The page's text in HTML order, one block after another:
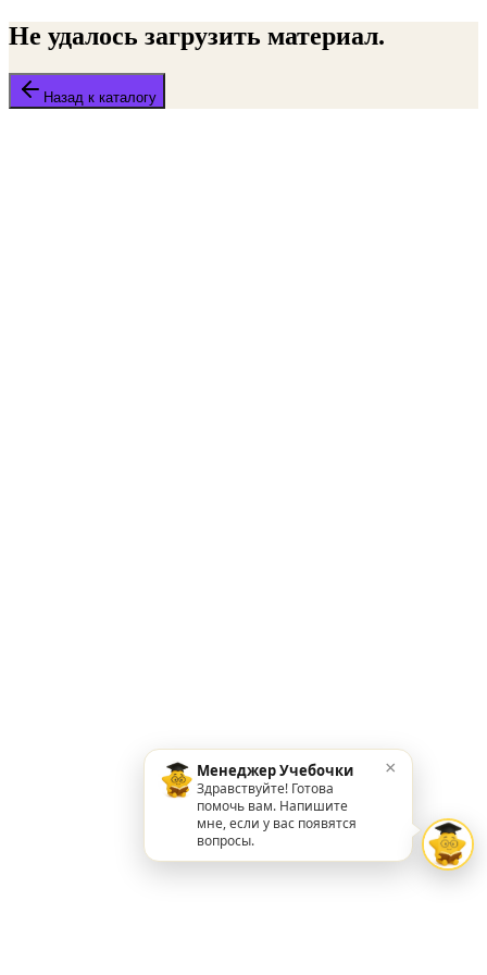
Не удалось загрузить материал.
Назад к каталогу
Менеджер Учебочки
Здравствуйте! Готова
помочь вам. Напишите
мне, если у вас появятся
вопросы.
×